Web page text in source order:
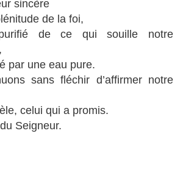
sincère
de la foi,
de ce qui souille notre
par une eau pure.
sans fléchir d’affirmer notre
celui qui a promis.
Seigneur.